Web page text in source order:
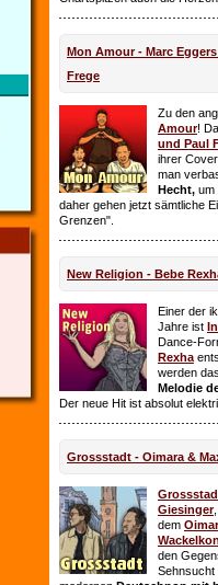
Mon Amour - Marc
Frege
Zu den
Amour!
und Paul
ihrer
man
Hecht, um
daher gehen jetzt sämtliche
Grenzen".
New Religion - Bebe
Einer der
Jahre ist
Dance-
Rexha
werden
Melodie
Der neue Hit ist absolut
Grossstadt - Oimara &
Giesinger
dem
den
Sehnsucht